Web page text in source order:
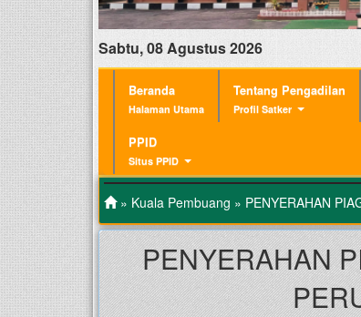
Sabtu, 08 Agustus 2026
Beranda
Halaman Utama
Tentang Pengadilan
Profil Satker
PPID
Situs PPID
» Kuala Pembuang » PENYERAHAN
PENYERAHAN